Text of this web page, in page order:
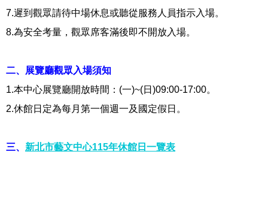
7.遲到觀眾請待中場休息或聽從服務人員指示入場。
8.為安全考量，觀眾席客滿後即不開放入場。
二、展覽廳觀眾入場須知
1.本中心展覽廳開放時間： (一)~(日 )09:00-17:00。
2.休館日定為每月第一個週一及國定假日。
三、 新北市藝文中心115年休館日一覽表